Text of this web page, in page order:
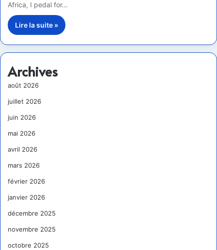
Africa, I pedal for…
Lire la suite »
Archives
août 2026
juillet 2026
juin 2026
mai 2026
avril 2026
mars 2026
février 2026
janvier 2026
décembre 2025
novembre 2025
octobre 2025